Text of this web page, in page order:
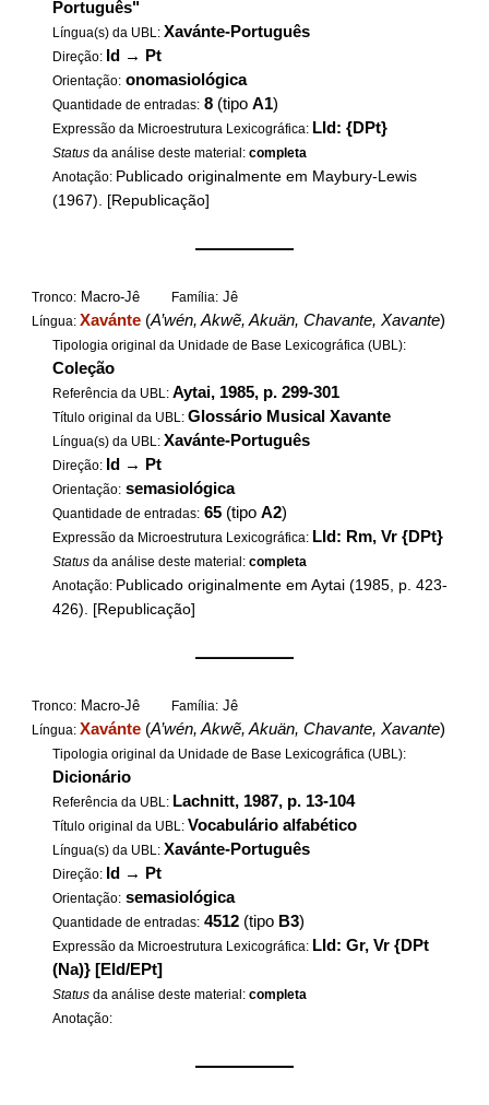
Português"
Língua(s) da UBL:Xavánte-Português
Direção: Id → Pt
Orientação: onomasiológica
Quantidade de entradas: 8 (tipoA1)
Expressão da Microestrutura Lexicográfica: LId: {DPt}
Status da análise deste material:completa
Anotação: Publicado originalmente em Maybury-Lewis
(1967). [Republicação]
——————
Tronco: Macro-Jê Família: Jê
Língua:Xavánte (A’wén, Akwẽ, Akuän, Chavante, Xavante)
Tipologia original da Unidade de Base Lexicográfica (UBL):
Coleção
Referência da UBL:Aytai, 1985, p. 299-301
Título original da UBL:Glossário Musical Xavante
Língua(s) da UBL:Xavánte-Português
Direção: Id → Pt
Orientação: semasiológica
Quantidade de entradas: 65 (tipoA2)
Expressão da Microestrutura Lexicográfica: LId: Rm, Vr {DPt}
Status da análise deste material:completa
Anotação: Publicado originalmente em Aytai (1985, p. 423-
426). [Republicação]
——————
Tronco: Macro-Jê Família: Jê
Língua:Xavánte (A’wén, Akwẽ, Akuän, Chavante, Xavante)
Tipologia original da Unidade de Base Lexicográfica (UBL):
Dicionário
Referência da UBL: Lachnitt, 1987, p. 13-104
Título original da UBL: Vocabulário alfabético
Língua(s) da UBL:Xavánte-Português
Direção: Id → Pt
Orientação: semasiológica
Quantidade de entradas: 4512 (tipo B3)
Expressão da Microestrutura Lexicográfica: LId: Gr, Vr {DPt
(Na)} [EId/EPt]
Status da análise deste material:completa
Anotação:
——————